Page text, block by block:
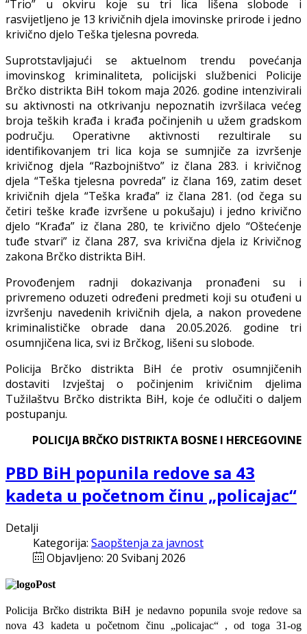
“Trio” u okviru koje su tri lica lišena slobode i
rasvijetljeno je 13 krivičnih djela imovinske prirode i jedno
krivično djelo Teška tjelesna povreda.
Suprotstavljajući se aktuelnom trendu povećanja
imovinskog kriminaliteta, policijski službenici Policije
Brčko distrikta BiH tokom maja 2026. godine intenzivirali
su aktivnosti na otkrivanju nepoznatih izvršilaca većeg
broja teških krađa i krađa počinjenih u užem gradskom
području. Operativne aktivnosti rezultirale su
identifikovanjem tri lica koja se sumnjiče za izvršenje
krivičnog djela “Razbojništvo” iz člana 283. i krivičnog
djela “Teška tjelesna povreda” iz člana 169, zatim deset
krivičnih djela “Teška krađa” iz člana 281. (od čega su
četiri teške krađe izvršene u pokušaju) i jedno krivično
djelo “Krađa” iz člana 280, te krivično djelo “Oštećenje
tuđe stvari” iz člana 287, sva krivična djela iz Krivičnog
zakona Brčko distrikta BiH.
Provođenjem radnji dokazivanja pronađeni su i
privremeno oduzeti određeni predmeti koji su otuđeni u
izvršenju navedenih krivičnih djela, a nakon provedene
kriminalističke obrade dana 20.05.2026. godine tri
osumnjičena lica, svi iz Brčkog, lišeni su slobode.
Policija Brčko distrikta BiH će protiv osumnjičenih
dostaviti Izvještaj o počinjenim krivičnim djelima
Tužilaštvu Brčko distrikta BiH, koje će odlučiti o daljem
postupanju.
POLICIJA BRČKO DISTRIKTA BOSNE I HERCEGOVINE
PBD BiH popunila redove sa 43
kadeta u početnom činu „policajac“
Detalji
Kategorija: Saopštenja za javnost
Objavljeno: 20 Svibanj 2026
Policija Brčko distrikta BiH je nedavno popunila svoje redove sa
nova 43 kadeta u početnom činu „policajac“ , od toga31-og